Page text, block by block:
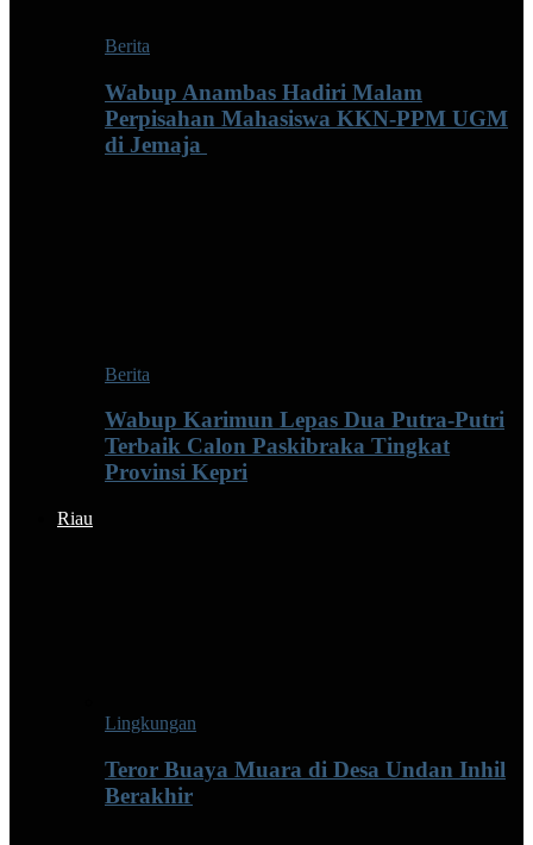
Berita
Wabup Anambas Hadiri Malam
Perpisahan Mahasiswa KKN-PPM UGM
di Jemaja ‎
Berita
Wabup Karimun Lepas Dua Putra-Putri
Terbaik Calon Paskibraka Tingkat
Provinsi Kepri
Riau
Lingkungan
Teror Buaya Muara di Desa Undan Inhil
Berakhir